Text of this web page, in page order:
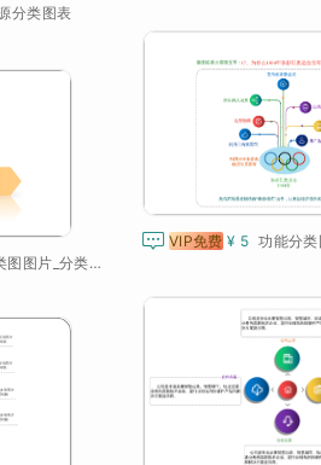
分类图表
 VIP免费 ¥ 5
分类图模板_分类图图片_分类图高清图片_分类图